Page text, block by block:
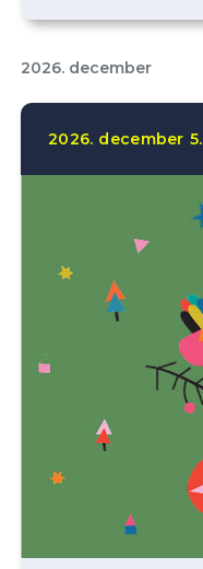
2026. december
2026. december 5.